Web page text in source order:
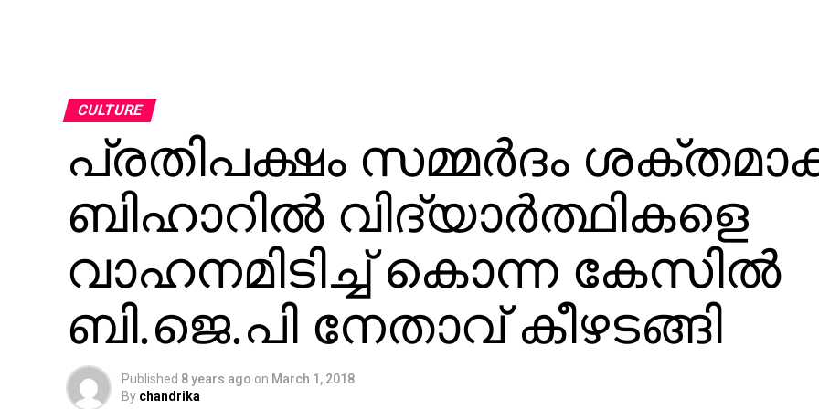
CULTURE
പ്രതിപക്ഷം സമ്മര്‍ദം
ബിഹാറില്‍ വിദ്യാര്‍ത്ഥികളെ
വാഹനമിടിച്ച് കൊന്ന കേസില്‍
ബി.ജെ.പി നേതാവ് കീഴടങ്ങി
Published 8 years ago on March 1, 2018
By chandrika